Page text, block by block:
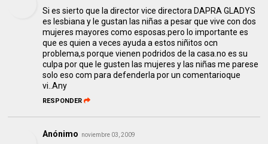
Si es sierto que la director vice directora DAPRA GLADYS
es lesbiana y le gustan las niñas a pesar que vive con dos
mujeres mayores como esposas.pero lo importante es
que es quien a veces ayuda a estos niñitos ocn
problema,s porque vienen podridos de la casa.no es su
culpa por que le gusten las mujeres y las niñas me parese
solo eso com para defenderla por un comentarioque
vi..Any
RESPONDER
Anónimo noviembre 03, 2009